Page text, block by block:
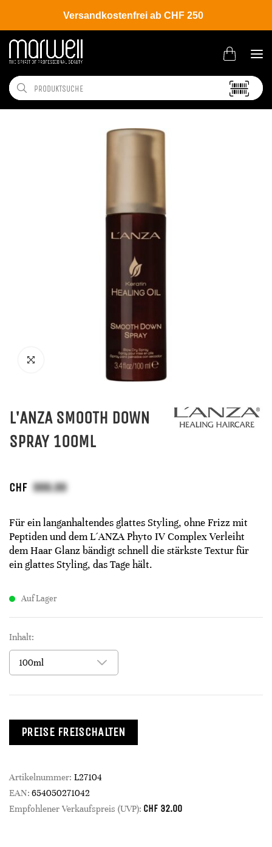
Versandkostenfrei ab CHF 250
Shop Brands L'ANZA Keratin Healing Oil
L'ANZA SMOOTH DOWN
SPRAY 100ML
CHF
Für ein langanhaltendes glattes Styling, ohne Frizz mit
Peptiden und dem L´ANZA Phyto IV Complex Verleiht
dem Haar Glanz bändigt schnell die stärkste Textur für
ein glattes Styling, das Tage hält.
Auf Lager
Inhalt:
PREISE FREISCHALTEN
Artikelnummer: L27104
EAN: 654050271042
Empfohlener Verkaufspreis (UVP): CHF 32.00